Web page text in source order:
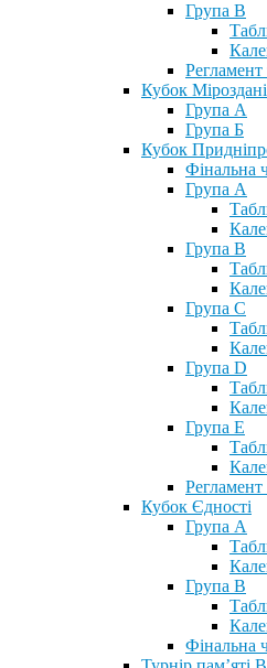
Група В
Регламент
Кубок
Група А
Група Б
Кубок
Фінальна
Група А
Група В
Група С
Група D
Група Е
Кубок Єдності
Група А
Група В
Фінальна